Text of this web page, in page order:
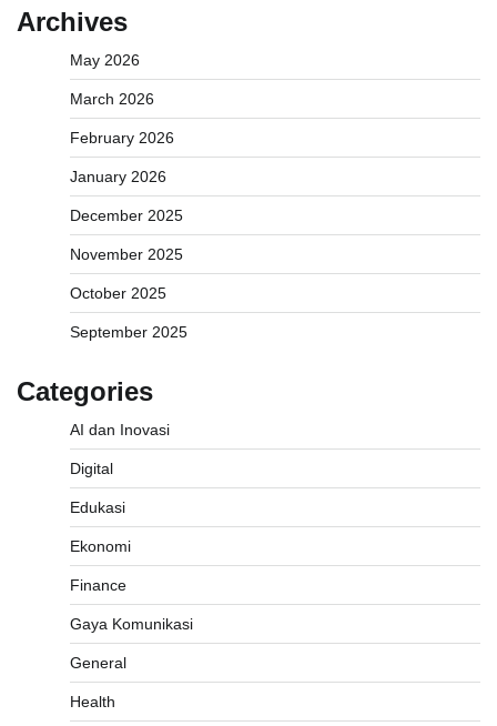
Archives
May 2026
March 2026
February 2026
January 2026
December 2025
November 2025
October 2025
September 2025
Categories
AI dan Inovasi
Digital
Edukasi
Ekonomi
Finance
Gaya Komunikasi
General
Health